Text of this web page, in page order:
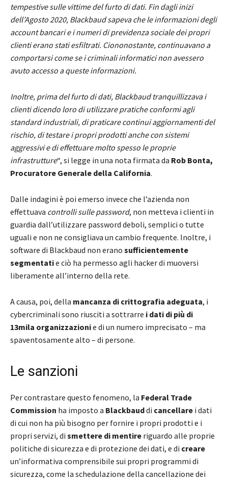
tempestive sulle vittime del furto di dati. Fin dagli inizi
dell’Agosto 2020, Blackbaud sapeva che le informazioni degli
account bancari e i numeri di previdenza sociale dei propri
clienti erano stati esfiltrati. Ciononostante, continuavano a
comportarsi come se i criminali informatici non avessero
avuto accesso a queste informazioni.
Inoltre, prima del furto di dati, Blackbaud tranquillizzava i
clienti dicendo loro di utilizzare pratiche conformi agli
standard industriali, di praticare continui aggiornamenti del
rischio, di testare i propri prodotti anche con sistemi
aggressivi e di effettuare molto spesso le proprie
infrastrutture“, si legge in una nota firmata da Rob Bonta,
Procuratore Generale della California.
Dalle indagini è poi emerso invece che l’azienda non
effettuava controlli sulle password, non metteva i clienti in
guardia dall’utilizzare password deboli, semplici o tutte
uguali e non ne consigliava un cambio frequente. Inoltre, i
software di Blackbaud non erano sufficientemente
segmentatie ciò ha permesso agli hacker di muoversi
liberamente all’interno della rete.
A causa, poi, della mancanza di crittografia adeguata, i
cybercriminali sono riusciti a sottrarre i dati di più di
13mila organizzazionie di un numero imprecisato – ma
spaventosamente alto – di persone.
Le sanzioni
Per contrastare questo fenomeno, la Federal Trade
Commission ha imposto a Blackbauddi cancellare i dati
di cui non ha più bisogno per fornire i propri prodotti e i
propri servizi, di smettere di mentire riguardo alle proprie
politiche di sicurezza e di protezione dei dati, e di creare
un’informativa comprensibile sui propri programmi di
sicurezza, come la schedulazione della cancellazione dei